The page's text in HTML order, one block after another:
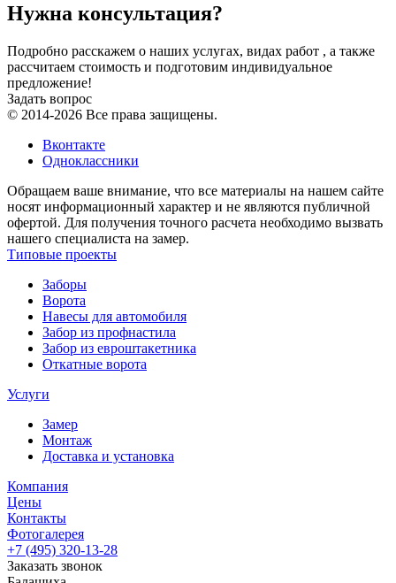
Нужна консультация?
Подробно расскажем о наших услугах, видах работ , а также
рассчитаем стоимость и подготовим индивидуальное
предложение!
Задать вопрос
© 2014-2026 Все права защищены.
Вконтакте
Одноклассники
Обращаем ваше внимание, что все материалы на нашем сайте
носят информационный характер и не являются публичной
офертой. Для получения точного расчета необходимо вызвать
нашего специалиста на замер.
Типовые проекты
Заборы
Ворота
Навесы для автомобиля
Забор из профнастила
Забор из евроштакетника
Откатные ворота
Услуги
Замер
Монтаж
Доставка и установка
Компания
Цены
Контакты
Фотогалерея
+7 (495) 320-13-28
Заказать звонок